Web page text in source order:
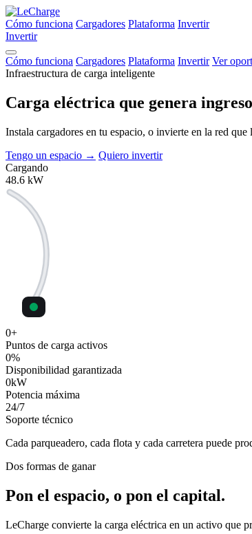
Cómo funciona Cargadores Plataforma Invertir
Invertir
Cómo funciona Cargadores Plataforma Invertir Ver
Infraestructura de carga inteligente
Carga eléctrica que genera
Instala cargadores en tu espacio, o invierte en la red
Tengo un espacio → Quiero invertir
Cargando
48.6 kW
0+
Puntos de carga activos
0%
Disponibilidad garantizada
0kW
Potencia máxima
24/7
Soporte técnico
Cada parqueadero, cada flota y cada carretera puede
Dos formas de ganar
Pon el espacio, o pon el capital.
LeCharge convierte la carga eléctrica en un activo que